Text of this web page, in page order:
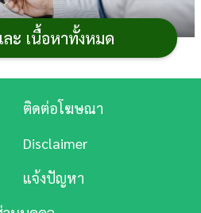
วมกับหน่วยงานภาครัฐและ
หม่ตลอดเดือนธันวาคม 2567
มอเตอร์ไซค์
ะ เนื้อหาทั้งหมด
ติดต่อโฆษณา
Disclaimer
แจ้งปัญหา